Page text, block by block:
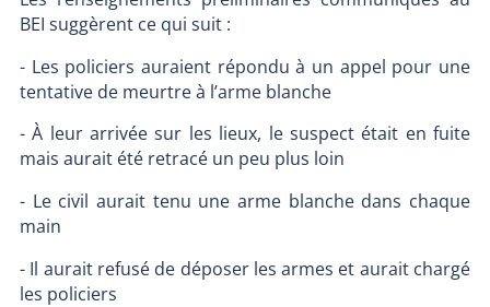
BEI suggèrent ce qui suit :
- Les policiers auraient répondu à un appel pour une
tentative de meurtre à l’arme blanche
- À leur arrivée sur les lieux, le suspect était en fuite
mais aurait été retracé un peu plus loin
- Le civil aurait tenu une arme blanche dans chaque
main
- Il aurait refusé de déposer les armes et aurait chargé
les policiers